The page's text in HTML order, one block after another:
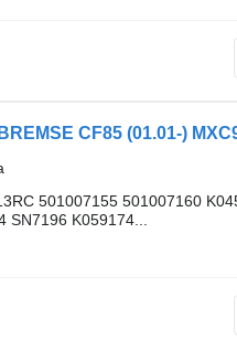
501007155 501007160
SN7196 K059174...